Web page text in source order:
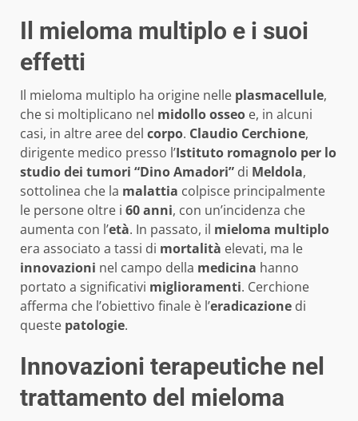
Il mieloma multiplo e i suoi
effetti
Il mieloma multiplo ha origine nelle plasmacellule,
che si moltiplicano nel midollo osseo e, in alcuni
casi, in altre aree del corpo. Claudio Cerchione,
dirigente medico presso l’Istituto romagnolo per lo
studio dei tumori “Dino Amadori” di Meldola,
sottolinea che la malattia colpisce principalmente
le persone oltre i 60 anni, con un’incidenza che
aumenta con l’età. In passato, il mieloma multiplo
era associato a tassi di mortalità elevati, ma le
innovazioni nel campo della medicina hanno
portato a significativi miglioramenti. Cerchione
afferma che l’obiettivo finale è l’eradicazione di
queste patologie.
Innovazioni terapeutiche nel
trattamento del mieloma